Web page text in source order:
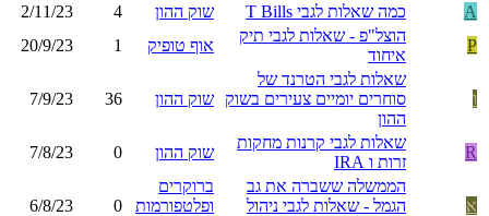
A כמה שאלות לגבי T Bills שוק ההון 4
2/11/23
P
הוצל"פ - שאלות לגבי תיק
איחוד
אוף טופיק 1
20/9/23
ו
שאלות לגבי הטרנד של
סוחרים יומיים צעירים בשוק
ההון
שוק ההון 36
7/9/23
R
שאלות לגבי קרנות מחקות
זרות ו IRA
שוק ההון 0
7/8/23
א
הממשלה ששברה את גב
הגמל - שאלות לגבי ניהול
ברוקרים
ופלטפורמות
0
6/8/23